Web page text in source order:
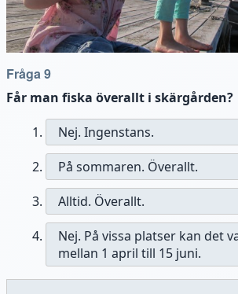
Fråga 9
Får man fiska överallt i skärgården?
Nej. Ingenstans.
På sommaren. Överallt.
Alltid. Överallt.
Nej. På vissa platser kan det
mellan 1 april till 15 juni.